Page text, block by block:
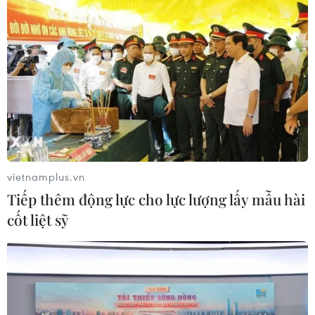
Giá chào mua đối thủ Qualcomm được
Broadcom nâng lên 121 tỷ USD
06/02/2018 15:00
Broadcom vừa nâng giá chào mua Qualcomm với tổng
tiền lên tới 121 tỷ USD trong nỗ lực trở thành "người chơi"
hàng đầu trên thị trường các thiết bị có khả năng kết nối
hiện đang phát triển nhanh chóng.
vietnamplus.vn
Tiếp thêm động lực cho lực lượng lấy mẫu hài
cốt liệt sỹ